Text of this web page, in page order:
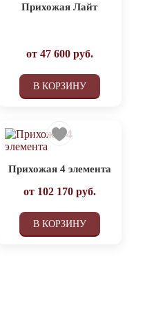
Прихожая Лайт
от 47 600руб.
В КОРЗИНУ
Прихожая 4 элемента
от 102 170руб.
В КОРЗИНУ